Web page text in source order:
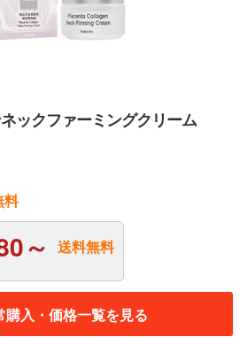
ックファーミングクリーム
料
～ 送料無料
購入・価格一覧を見る